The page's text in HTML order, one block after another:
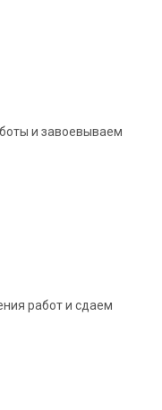
и завоевываем
работ и сдаем